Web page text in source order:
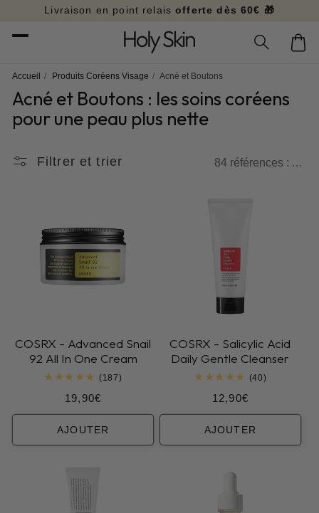
passer
au
Livraison en point relaisofferte dès 60€ 🎁
Panier
Accueil / Produits Coréens Visage / Acné et Boutons
Acné et Boutons : les soins coréens
pour une peau plus nette
Filtrer et trier
COSRX - Advanced Snail
92 All In One Cream
(187)187
Prix
habituel
19,90€
AJOUTER
COSRX - Salicylic Acid
Daily Gentle Cleanser
(40)40
Prix
habituel
12,90€
AJOUTER